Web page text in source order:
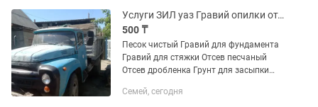
Услуги ЗИЛ уаз Гравий опилки отсев глина песок щебень грунт
500 ₸
Песок чистый Гравий для фундамента
Гравий для стяжки Отсев песчаный
Отсев дробленка Грунт для засыпки
утеплитель Забутовочный бетон для
Семей, сегодня